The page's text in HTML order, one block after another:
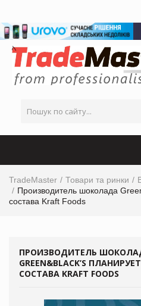
TradeMaster Товари та ринки
Производитель шоколада
состава Kraft Foods
ПРОИЗВОДИТЕЛЬ
GREEN&BLACK’S
СОСТАВА KRAFT FOODS